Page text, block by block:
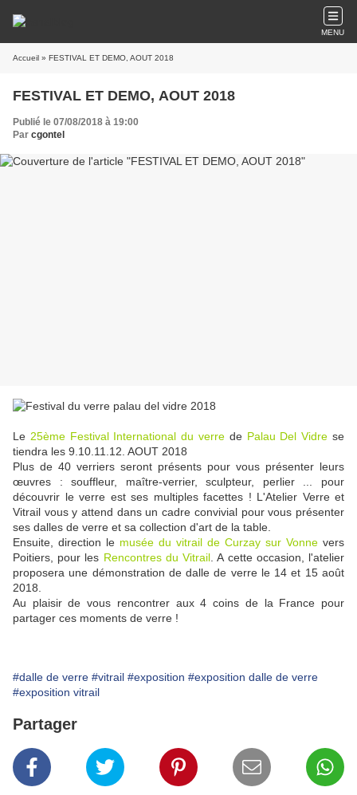
MENU
Accueil » FESTIVAL ET DEMO, AOUT 2018
FESTIVAL ET DEMO, AOUT 2018
Publié le 07/08/2018 à 19:00
Par cgontel
Le 25ème Festival International du verre de Palau Del Vidre se
tiendra les 9.10.11.12. AOUT 2018
Plus de 40 verriers seront présents pour vous présenter leurs
œuvres : souffleur, maître-verrier, sculpteur, perlier ... pour
découvrir le verre est ses multiples facettes ! L'Atelier Verre et
Vitrail vous y attend dans un cadre convivial pour vous présenter
ses dalles de verre et sa collection d'art de la table.
Ensuite, direction le musée du vitrail de Curzay sur Vonne vers
Poitiers, pour les Rencontres du Vitrail . A cette occasion, l'atelier
proposera une démonstration de dalle de verre le 14 et 15 août
2018.
Au plaisir de vous rencontrer aux 4 coins de la France pour
partager ces moments de verre !
#dalle de verre #vitrail #exposition #exposition dalle de verre
#exposition vitrail
Partager